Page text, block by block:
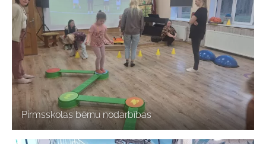
Pirmsskolas bērnu nodarbības